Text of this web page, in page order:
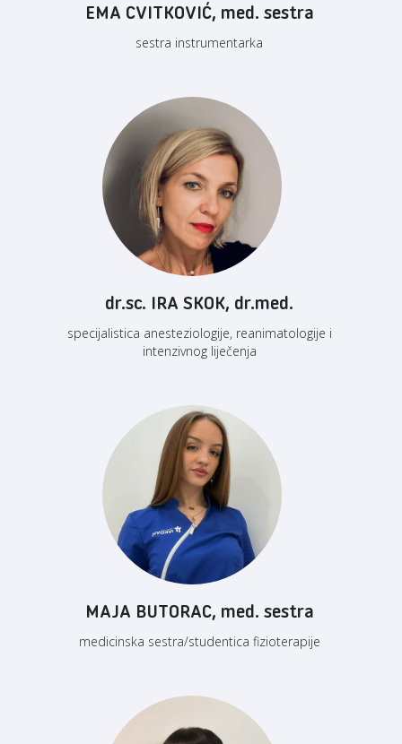
EMA CVITKOVIĆ, med. sestra
sestra instrumentarka
dr.sc. IRA SKOK, dr.med.
specijalistica anesteziologije, reanimatologije i
intenzivnog liječenja
MAJA BUTORAC, med. sestra
medicinska sestra/studentica fizioterapije